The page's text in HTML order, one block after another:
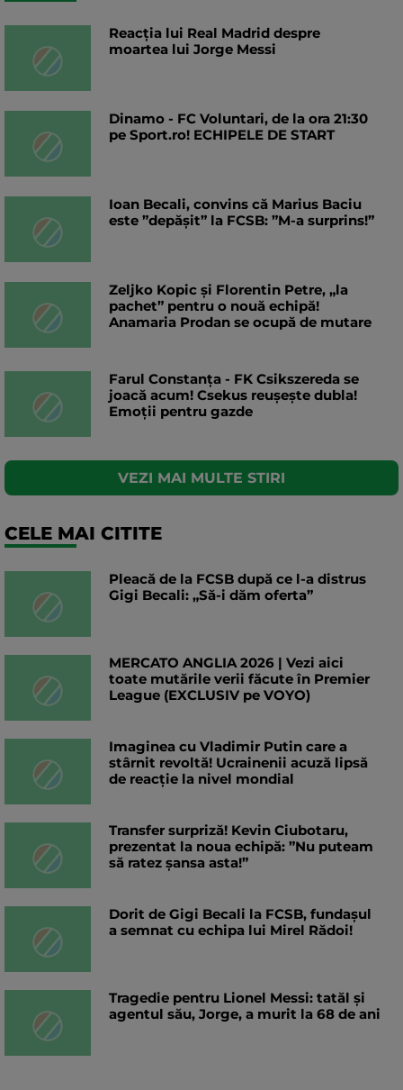
Reacția lui Real Madrid despre
moartea lui Jorge Messi
Dinamo - FC Voluntari, de la ora 21:30
pe Sport.ro! ECHIPELE DE START
Ioan Becali, convins că Marius Baciu
este ”depășit” la FCSB: ”M-a surprins!”
Zeljko Kopic și Florentin Petre, „la
pachet” pentru o nouă echipă!
Anamaria Prodan se ocupă de mutare
Farul Constanța - FK Csikszereda se
joacă acum! Csekus reușește dubla!
Emoții pentru gazde
VEZI MAI MULTE STIRI
CELE MAI CITITE
Pleacă de la FCSB după ce l-a distrus
Gigi Becali: „Să-i dăm oferta”
MERCATO ANGLIA 2026 | Vezi aici
toate mutările verii făcute în Premier
League (EXCLUSIV pe VOYO)
Imaginea cu Vladimir Putin care a
stârnit revoltă! Ucrainenii acuză lipsă
de reacție la nivel mondial
Transfer surpriză! Kevin Ciubotaru,
prezentat la noua echipă: ”Nu puteam
să ratez șansa asta!”
Dorit de Gigi Becali la FCSB, fundașul
a semnat cu echipa lui Mirel Rădoi!
Tragedie pentru Lionel Messi: tatăl și
agentul său, Jorge, a murit la 68 de ani